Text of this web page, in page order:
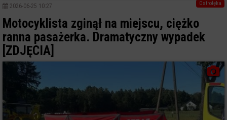
Ostrołęka
2026-06-25 10:27
Motocyklista zginął na miejscu, ciężko
ranna pasażerka. Dramatyczny wypadek
[ZDJĘCIA]